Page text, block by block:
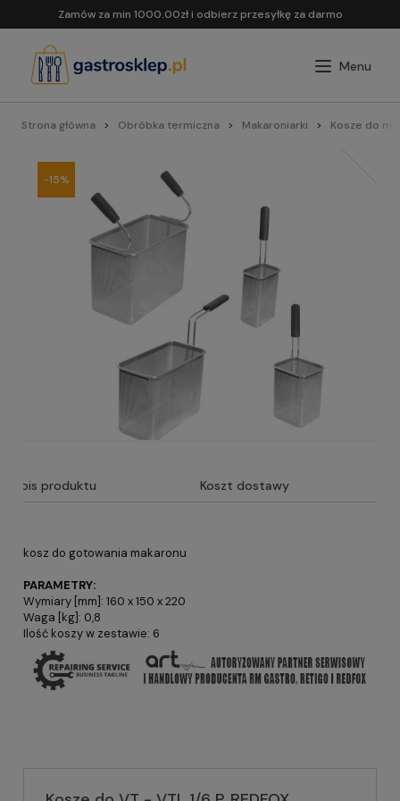
Zamów za min 1000.00zł i odbierz przesyłkę za darmo
Strona główna Obróbka termiczna Makaroniarki Kosze do
-15%
Opis produktu Koszt dostawy
kosz do gotowania makaronu
PARAMETRY:
Wymiary [mm]: 160 x 150 x 220
Waga [kg]: 0,8
Ilość koszy w zestawie: 6